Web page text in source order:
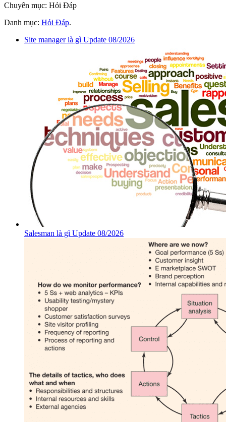
Chuyên mục: Hỏi Đáp
Danh mục: Hỏi Đáp.
Site manager là gì Update 08/2026
Salesman là gì Update 08/2026